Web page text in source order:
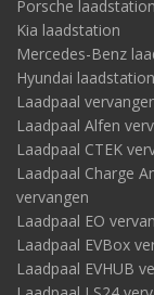
Porsche laadstation
Kia laadstation
Mercedes-Benz
Hyundai laadstation
Laadpaal
Laadpaal Alfen
Laadpaal CTEK
Laadpaal Charge
vervangen
Laadpaal EO
Laadpaal EVBox
Laadpaal EVHUB